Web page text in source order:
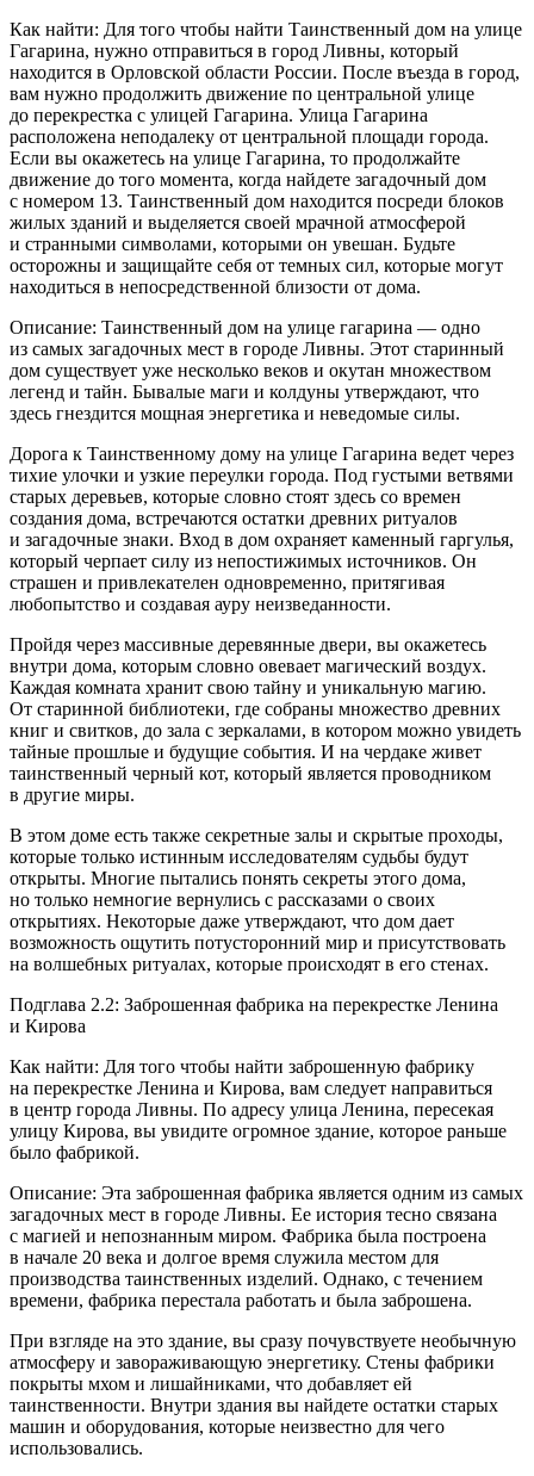
Как найти: Для того чтобы найти Таинственный дом на улице
Гагарина, нужно отправиться в город Ливны, который
находится в Орловской области России. После въезда в город,
вам нужно продолжить движение по центральной улице
до перекрестка с улицей Гагарина. Улица Гагарина
расположена неподалеку от центральной площади города.
Если вы окажетесь на улице Гагарина, то продолжайте
движение до того момента, когда найдете загадочный дом
с номером 13. Таинственный дом находится посреди блоков
жилых зданий и выделяется своей мрачной атмосферой
и странными символами, которыми он увешан. Будьте
осторожны и защищайте себя от темных сил, которые могут
находиться в непосредственной близости от дома.
Описание: Таинственный дом на улице гагарина — одно
из самых загадочных мест в городе Ливны. Этот старинный
дом существует уже несколько веков и окутан множеством
легенд и тайн. Бывалые маги и колдуны утверждают, что
здесь гнездится мощная энергетика и неведомые силы.
Дорога к Таинственному дому на улице Гагарина ведет через
тихие улочки и узкие переулки города. Под густыми ветвями
старых деревьев, которые словно стоят здесь со времен
создания дома, встречаются остатки древних ритуалов
и загадочные знаки. Вход в дом охраняет каменный гаргулья,
который черпает силу из непостижимых источников. Он
страшен и привлекателен одновременно, притягивая
любопытство и создавая ауру неизведанности.
Пройдя через массивные деревянные двери, вы окажетесь
внутри дома, которым словно овевает магический воздух.
Каждая комната хранит свою тайну и уникальную магию.
От старинной библиотеки, где собраны множество древних
книг и свитков, до зала с зеркалами, в котором можно увидеть
тайные прошлые и будущие события. И на чердаке живет
таинственный черный кот, который является проводником
в другие миры.
В этом доме есть также секретные залы и скрытые проходы,
которые только истинным исследователям судьбы будут
открыты. Многие пытались понять секреты этого дома,
но только немногие вернулись с рассказами о своих
открытиях. Некоторые даже утверждают, что дом дает
возможность ощутить потусторонний мир и присутствовать
на волшебных ритуалах, которые происходят в его стенах.
Подглава 2.2: Заброшенная фабрика на перекрестке Ленина
и Кирова
Как найти: Для того чтобы найти заброшенную фабрику
на перекрестке Ленина и Кирова, вам следует направиться
в центр города Ливны. По адресу улица Ленина, пересекая
улицу Кирова, вы увидите огромное здание, которое раньше
было фабрикой.
Описание: Эта заброшенная фабрика является одним из самых
загадочных мест в городе Ливны. Ее история тесно связана
с магией и непознанным миром. Фабрика была построена
в начале 20 века и долгое время служила местом для
производства таинственных изделий. Однако, с течением
времени, фабрика перестала работать и была заброшена.
При взгляде на это здание, вы сразу почувствуете необычную
атмосферу и завораживающую энергетику. Стены фабрики
покрыты мхом и лишайниками, что добавляет ей
таинственности. Внутри здания вы найдете остатки старых
машин и оборудования, которые неизвестно для чего
использовались.